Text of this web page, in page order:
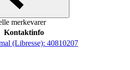
merkevarer
Kontaktinfo
(Libresse): 40810207